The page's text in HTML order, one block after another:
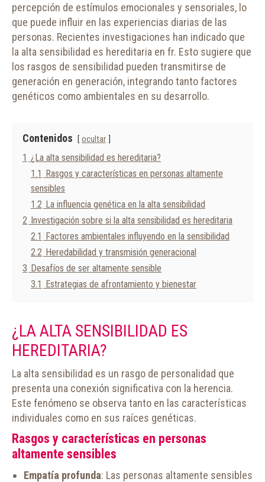
percepción de estímulos emocionales y sensoriales, lo
que puede influir en las experiencias diarias de las
personas. Recientes investigaciones han indicado que
la alta sensibilidad es hereditaria en fr. Esto sugiere que
los rasgos de sensibilidad pueden transmitirse de
generación en generación, integrando tanto factores
genéticos como ambientales en su desarrollo.
Contenidos ocultar
1 ¿La alta sensibilidad es hereditaria?
1.1
Rasgos y características en personas altamente
sensibles
1.2 La influencia genética en la alta sensibilidad
2 Investigación sobre si la alta sensibilidad es hereditaria
2.1
Factores ambientales influyendo en la sensibilidad
2.2 Heredabilidad y transmisión generacional
3 Desafíos de ser altamente sensible
3.1
Estrategias de afrontamiento y bienestar
¿LA ALTA SENSIBILIDAD ES
HEREDITARIA?
La alta sensibilidad es un rasgo de personalidad que
presenta una conexión significativa con la herencia.
Este fenómeno se observa tanto en las características
individuales como en sus raíces genéticas.
Rasgos y características en personas
altamente sensibles
Empatía profunda: Las personas altamente sensibles